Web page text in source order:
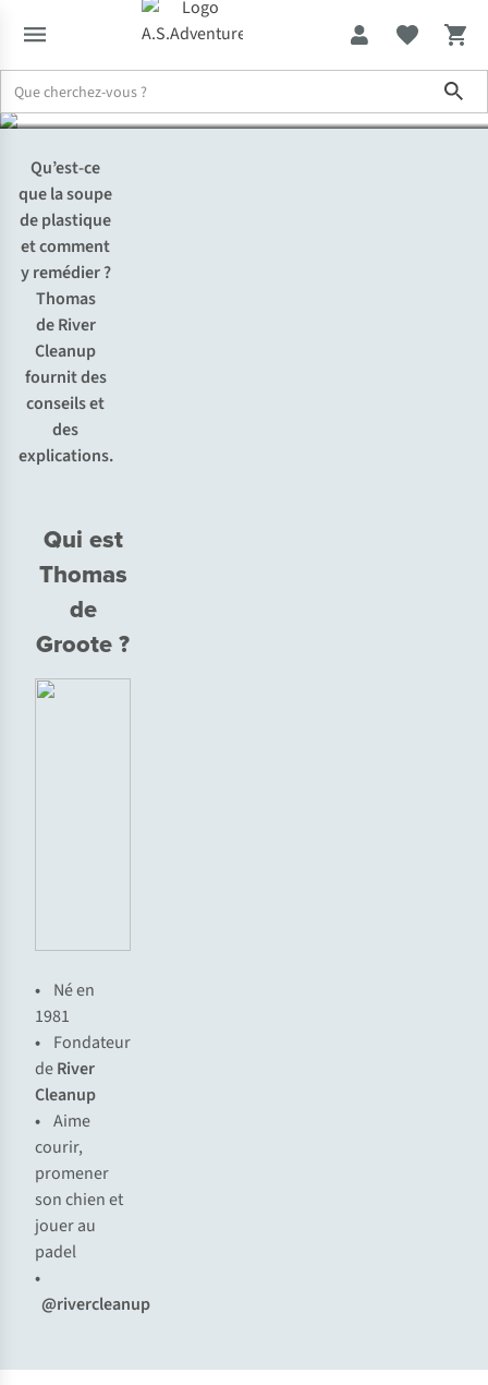
et approche
Qu’est-ce
que la soupe
de plastique
et comment
y remédier ?
Thomas
de River
Cleanup
fournit des
conseils et
des
explications.
Qui est
Thomas
de
Groote ?
• Né en
1981
• Fondateur
deRiver
Cleanup
• Aime
courir,
promener
son chien et
jouer au
padel
•
@rivercleanup